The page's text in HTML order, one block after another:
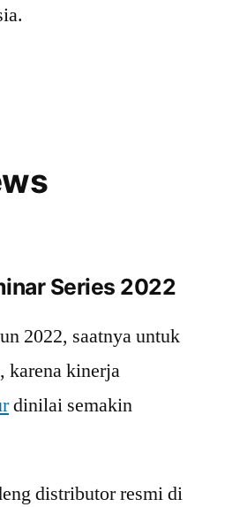
Series 2022
2022, saatnya untuk
karena kinerja
dinilai semakin
distributor resmi di